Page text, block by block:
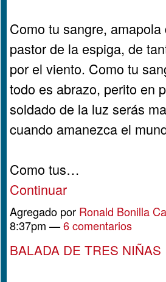
Como tu sangre, amapola
pastor de la espiga, de
por el viento. Como tu
todo es abrazo, perito en
soldado de la luz serás
cuando amanezca el
Como tus…
Continuar
Agregado por Ronald Bonilla
8:37pm —6 comentarios
BALADA DE TRES NIÑAS